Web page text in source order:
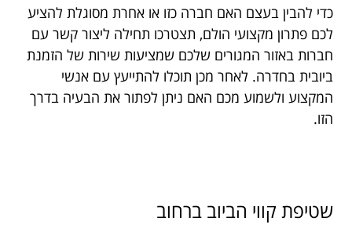
כדי להבין בעצם האם חברה כזו או אחרת מסוגלת להציע
לכם פתרון מקצועי הולם, תצטרכו תחילה ליצור קשר עם
חברות באזור המגורים שלכם שמציעות שירות של הזמנת
ביובית בחדרה. לאחר מכן תוכלו להתייעץ עם אנשי
המקצוע ולשמוע מכם האם ניתן לפתור את הבעיה בדרך
הזו.
שטיפת קווי הביוב ברחוב